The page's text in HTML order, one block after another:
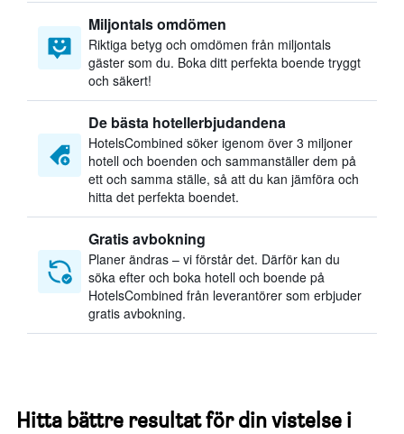
Miljontals omdömen
Riktiga betyg och omdömen från miljontals
gäster som du. Boka ditt perfekta boende tryggt
och säkert!
De bästa hotellerbjudandena
HotelsCombined söker igenom över 3 miljoner
hotell och boenden och sammanställer dem på
ett och samma ställe, så att du kan jämföra och
hitta det perfekta boendet.
Gratis avbokning
Planer ändras – vi förstår det. Därför kan du
söka efter och boka hotell och boende på
HotelsCombined från leverantörer som erbjuder
gratis avbokning.
Hitta bättre resultat för din vistelse i